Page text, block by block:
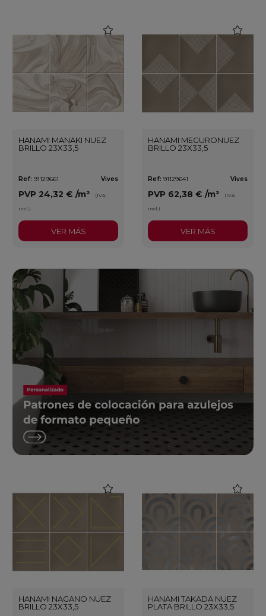
HANAMI MANAKI NUEZ
BRILLO 23X33,5
Ref: 91129661 Vives
PVP 24,32 € /m² (IVA
incl.)
VER MÁS
HANAMI MEGURONUEZ
BRILLO 23X33,5
Ref: 91129641 Vives
PVP 62,38 € /m² (IVA
incl.)
VER MÁS
HANAMI NAGANO NUEZ
BRILLO 23X33,5
HANAMI TAKADA NUEZ
PLATA BRILLO 23X33,5